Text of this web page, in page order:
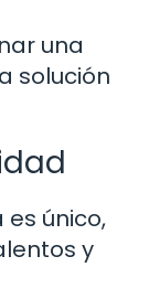
una
solución
único,
y